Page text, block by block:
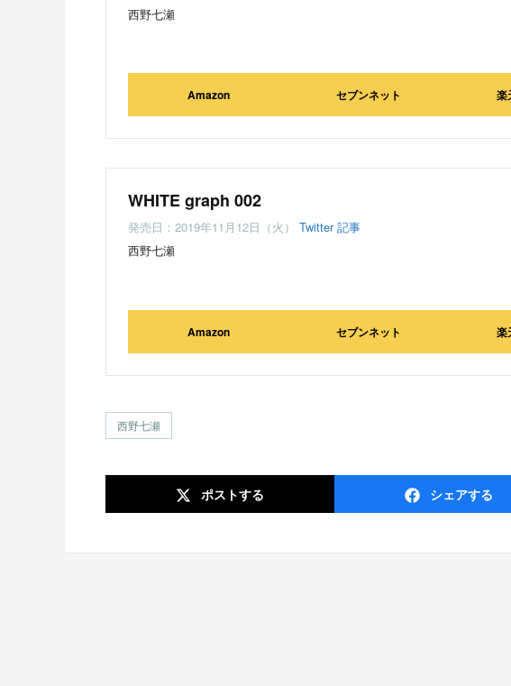
西野七瀬
Amazon セブンネット 楽
WHITE graph 002
発売日：2019年11月12日（火） Twitter 記事
西野七瀬
Amazon セブンネット 楽
西野七瀬
ポストする シェアする